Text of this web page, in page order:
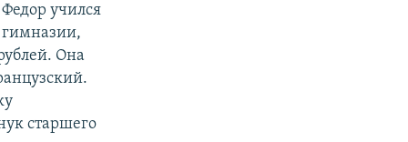
учился
гимназии,
Она
старшего